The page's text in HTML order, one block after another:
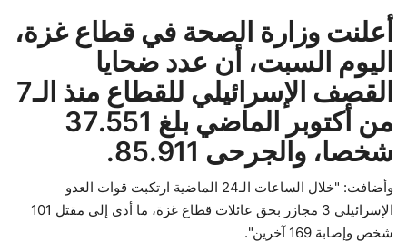
علوم وتكنولوجيا
رياضة
فيديو
حياة
أعلنت وزارة الصحة في قطاع غزة،
اليوم السبت، أن عدد ضحايا
القصف الإسرائيلي للقطاع منذ الـ7
من أكتوبر الماضي بلغ 37.551
شخصا، والجرحى 85.911.
وأضافت: "خلال الساعات الـ24 الماضية ارتكبت قوات العدو
الإسرائيلي 3 مجازر بحق عائلات قطاع غزة، ما أدى إلى مقتل 101
شخص وإصابة 169 آخرين
".